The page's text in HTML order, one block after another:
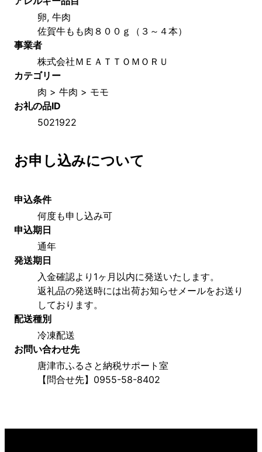
卵, 牛肉
佐賀牛もも肉８００ｇ（３～４本）
事業者
株式会社ＭＥＡＴＴＯＭＯＲＵ
カテゴリー
肉 > 牛肉 > モモ
お礼の品ID
5021922
お申し込みについて
申込条件
何度も申し込み可
申込期日
通年
発送期日
入金確認より1ヶ月以内に発送いたします。
返礼品の発送時には出荷お知らせメールをお送り
しております。
配送種別
冷凍配送
お問い合わせ先
唐津市ふるさと納税サポート室
【問合せ先】0955-58-8402